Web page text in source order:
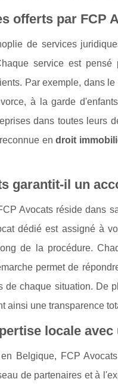
offerts par FCP
de services
service est
Par exemple, dans
à la garde
dans toutes leurs
en droit
garantit-il un
Avocats réside dans
dédié est assigné à
de la procédure.
permet de
de chaque situation. De
ainsi une transparence
locale
Belgique, FCP
de partenaires et à